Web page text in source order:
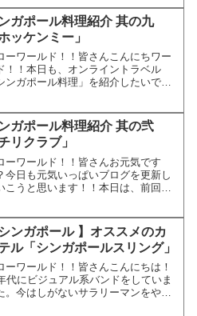
しくお願いしますｍｍ去年、シンガ
ルから日本を元...
ガポール料理紹介 其の九
ホッケンミー」
ーワールド！！皆さんこんにちワー
！！本日も、オンライントラベル
ンガポール料理」を紹介したいで
た料理を紹介しますねーこれです。
ケンミー「福建麺」と...
ガポール料理紹介 其の弐
チリクラブ」
ーワールド！！皆さんお元気です
今日も元気いっぱいブログを更新し
こうと思います！！本日は、前回に
ガポール料理「チリクラブ」という
聞いたことがありますか...
シンガポール 】オススメのカ
ル「シンガポールスリング」
ーワールド！！皆さんこんにちは！
代にビジュアル系バンドをしていま
。今はしがないサラリーマンをやっ